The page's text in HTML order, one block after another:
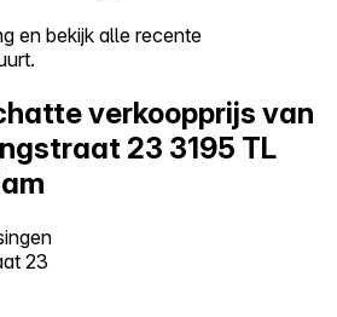
en bekijk alle recente
verkoopprijs van
23 3195 TL